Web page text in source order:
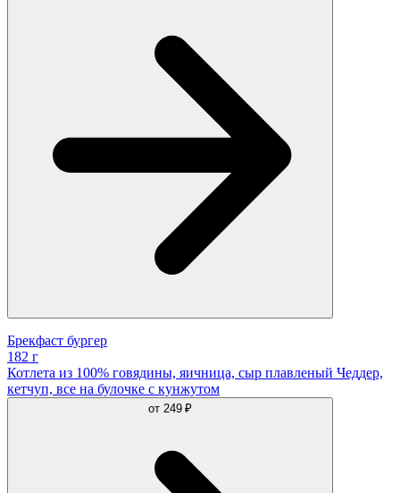
Брекфаст бургер
182 г
Котлета из 100% говядины, яичница, сыр плавленый Чеддер,
кетчуп, все на булочке с кунжутом
от 249 ₽